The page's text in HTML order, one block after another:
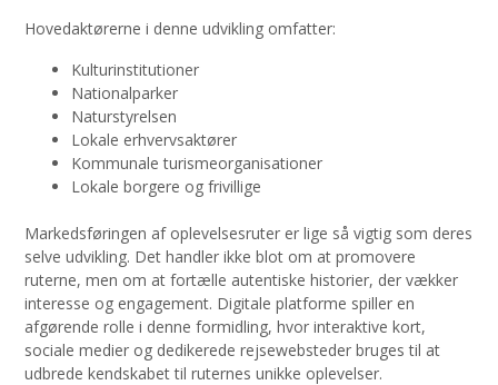
Hovedaktørerne i denne udvikling omfatter:
Kulturinstitutioner
Nationalparker
Naturstyrelsen
Lokale erhvervsaktører
Kommunale turismeorganisationer
Lokale borgere og frivillige
Markedsføringen af oplevelsesruter er lige så vigtig som deres
selve udvikling. Det handler ikke blot om at promovere
ruterne, men om at fortælle autentiske historier, der vækker
interesse og engagement. Digitale platforme spiller en
afgørende rolle i denne formidling, hvor interaktive kort,
sociale medier og dedikerede rejsewebsteder bruges til at
udbrede kendskabet til ruternes unikke oplevelser.